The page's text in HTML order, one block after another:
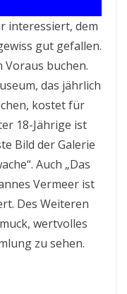
interessiert, dem
gut gefallen.
Voraus buchen.
das jährlich
kostet für
18-Jährige ist
Bild der Galerie
Auch „Das
Vermeer ist
Des Weiteren
wertvolles
zu sehen.